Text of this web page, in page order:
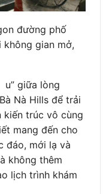
đường phố
không gian mở,
u” giữa lòng
Nà Hills để trải
kiến trúc vô cùng
mang đến cho
đáo, mới lạ và
không thêm
lịch trình khám